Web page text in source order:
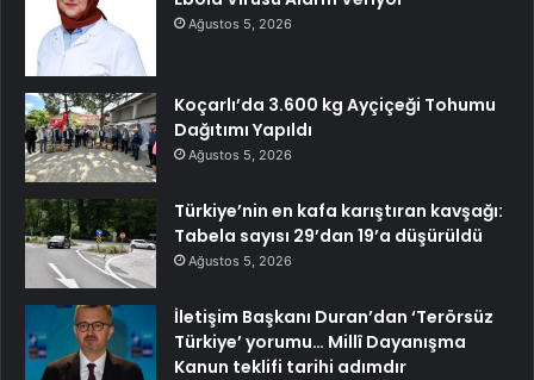
Ağustos 5, 2026
Koçarlı’da 3.600 kg Ayçiçeği Tohumu
Dağıtımı Yapıldı
Ağustos 5, 2026
Türkiye’nin en kafa karıştıran kavşağı:
Tabela sayısı 29’dan 19’a düşürüldü
Ağustos 5, 2026
İletişim Başkanı Duran’dan ‘Terörsüz
Türkiye’ yorumu… Millî Dayanışma
Kanun teklifi tarihi adımdır